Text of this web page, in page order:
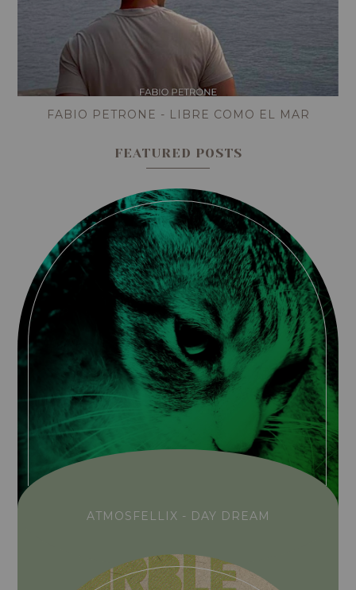
FABIO PETRONE - LIBRE COMO EL MAR
FEATURED POSTS
ATMOSFELLIX - DAY DREAM